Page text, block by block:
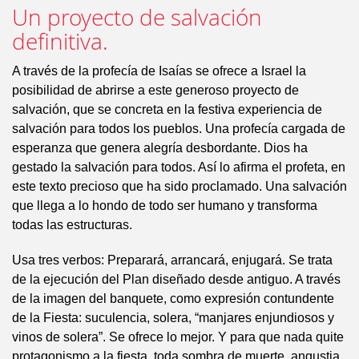
Un proyecto de salvación
definitiva.
A través de la profecía de Isaías se ofrece a Israel la
posibilidad de abrirse a este generoso proyecto de
salvación, que se concreta en la festiva experiencia de
salvación para todos los pueblos. Una profecía cargada de
esperanza que genera alegría desbordante. Dios ha
gestado la salvación para todos. Así lo afirma el profeta, en
este texto precioso que ha sido proclamado. Una salvación
que llega a lo hondo de todo ser humano y transforma
todas las estructuras.
Usa tres verbos: Preparará, arrancará, enjugará. Se trata
de la ejecución del Plan diseñado desde antiguo. A través
de la imagen del banquete, como expresión contundente
de la Fiesta: suculencia, solera, “manjares enjundiosos y
vinos de solera”. Se ofrece lo mejor. Y para que nada quite
protagonismo a la fiesta, toda sombra de muerte, angustia,